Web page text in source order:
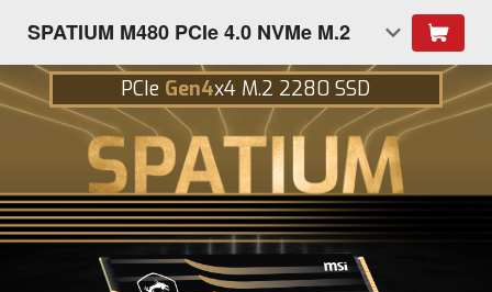
SPATIUM M480 PCIe 4.0 NVMe M.2
PCIe Gen4x4 M.2 2280 SSD